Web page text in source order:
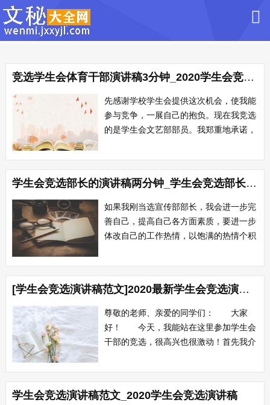
竞选学生会体育干部演讲稿3分钟_2020学生会竞选干部演讲稿
先感谢学校学生会提供这次机会，使我能
参与竞争，一展自己的抱负。现在我竞选
的是学生会文艺部部员。我郑重地承诺，
大家的认可。20xx学生会竞选干部演讲稿
范文，欢迎借鉴。20xx学生会竞选干部演
讲稿一 尊敬的各位领导，各位老师、
同学们： 你们好!我是来自班的。首...
学生会竞选部长的演讲稿两分钟_学生会竞选部长的演讲稿
如果我刚当选宣传部部长，我会进一步完
善自己，提高自己各方面素质，要进一步
体改自己的工作热情，以饱满的热情个积
长的演讲稿范文，我们来看看。学生会竞
选部长的演讲稿一 各位评委、同学们
大家好， 我是06工商的×××，来自学
习部...
[学生会竞选演讲稿范文]2020最新学生会竞选演讲稿大全
尊敬的老师、亲爱的同学们： 大家
好！ 今天，我能站在这里参加学生会
干部的竞选，很高兴也很激动！首先我介
要竞选的职位是学生会副主席。在此之前
身为班干部的我，本着认认真真、兢兢业
业的负责精神，一直以来都是尽己所能地
学生会竞选演讲稿范文_2020学生会竞选演讲稿